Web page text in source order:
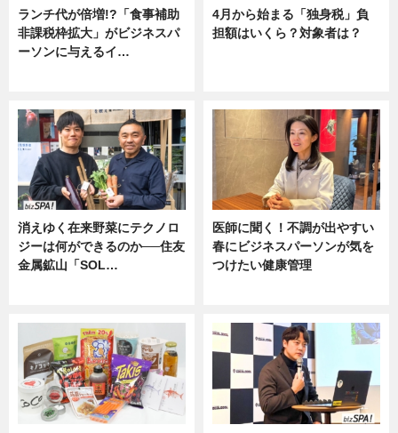
ランチ代が倍増!?「食事補助
非課税枠拡大」がビジネスパ
ーソンに与えるイ…
4月から始まる「独身税」負
担額はいくら？対象者は？
消えゆく在来野菜にテクノロ
ジーは何ができるのか──住友
金属鉱山「SOL…
医師に聞く！不調が出やすい
春にビジネスパーソンが気を
つけたい健康管理